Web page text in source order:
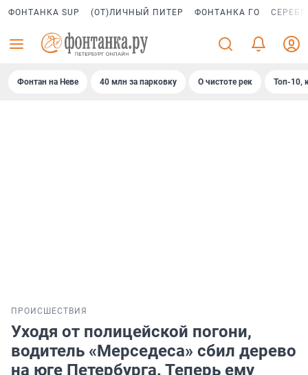
ФОНТАНКА SUP (ОТ)ЛИЧНЫЙ ПИТЕР ФОНТАНКА ГО
Фонтан на Неве 40 млн за парковку О чистоте рек Топ-10,
ПРОИСШЕСТВИЯ
Уходя от полицейской погони,
водитель «Мерседеса» сбил дерево
на юге Петербурга. Теперь ему